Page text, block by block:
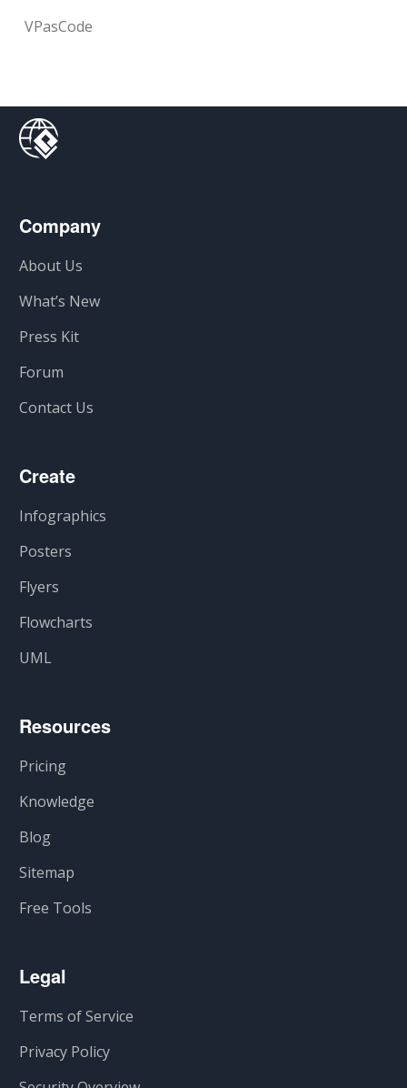
VPasCode
Company
About Us
What’s New
Press Kit
Forum
Contact Us
Create
Infographics
Posters
Flyers
Flowcharts
UML
Resources
Pricing
Knowledge
Blog
Sitemap
Free Tools
Legal
Terms of Service
Privacy Policy